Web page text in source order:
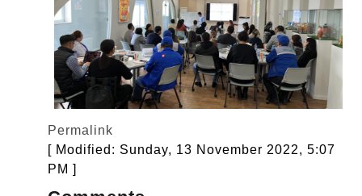
Permalink
[ Modified: Sunday, 13 November 2022, 5:07
PM ]